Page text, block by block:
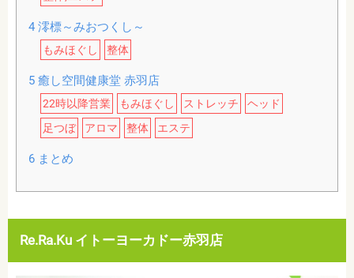
4澪標～みおつくし～
もみほぐし 整体
5癒し空間健康堂 赤羽店
22時以降営業 もみほぐし ストレッチ
ヘッド
足つぼ
アロマ 整体 エステ
6まとめ
Re.Ra.Ku イトーヨーカドー赤羽店